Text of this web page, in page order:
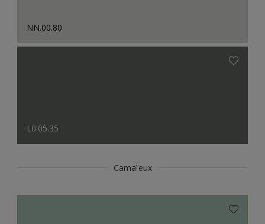
NN.00.80
L0.05.35
Camaïeux